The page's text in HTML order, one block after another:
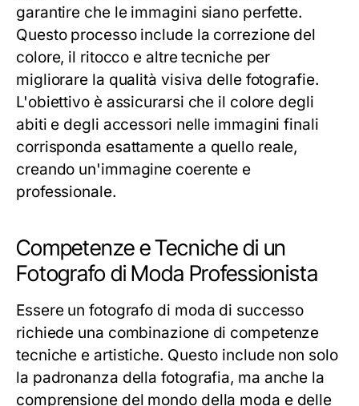
garantire che le immagini siano perfette.
Questo processo include la correzione del
colore, il ritocco e altre tecniche per
migliorare la qualità visiva delle fotografie.
L'obiettivo è assicurarsi che il colore degli
abiti e degli accessori nelle immagini finali
corrisponda esattamente a quello reale,
creando un'immagine coerente e
professionale.
Competenze e Tecniche di un
Fotografo di Moda Professionista
Essere un fotografo di moda di successo
richiede una combinazione di competenze
tecniche e artistiche. Questo include non solo
la padronanza della fotografia, ma anche la
comprensione del mondo della moda e delle